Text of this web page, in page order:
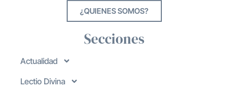
¿QUIENES SOMOS?
Secciones
Actualidad
Lectio Divina